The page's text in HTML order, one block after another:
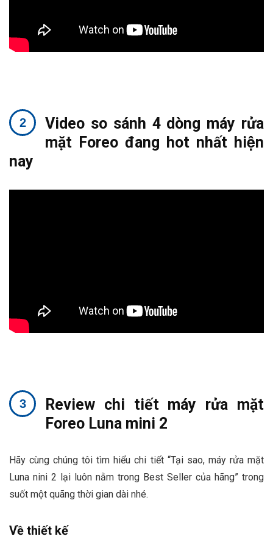
Video so sánh 4 dòng máy rửa
mặt Foreo đang hot nhất hiện
nay
Review chi tiết máy rửa mặt
Foreo Luna mini 2
Hãy cùng chúng tôi tìm hiểu chi tiết “Tại sao, máy rửa mặt
Luna nini 2 lại luôn nằm trong Best Seller của hãng” trong
suốt một quãng thời gian dài nhé.
Về thiết kế